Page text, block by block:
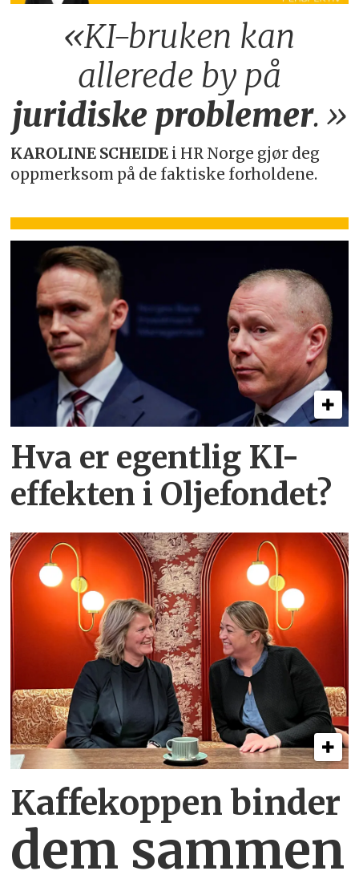
«KI-bruken kan
allerede by på
juridiske problemer.»
KAROLINE SCHEIDE i HR Norge gjør deg
oppmerksom på de faktiske forholdene.
Hva er egentlig KI-
effekten i Oljefondet?
Kaffekoppen binder
dem sammen